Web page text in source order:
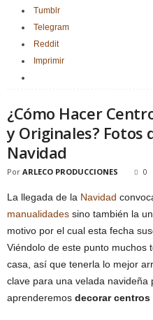
Tumblr
Telegram
Reddit
Imprimir
¿Cómo Hacer
y Originales? Fotos
Navidad
Por ARLECO PRODUCCIONES 0
La llegada de la Navidad
manualidades sino también la
motivo por el cual esta fecha
Viéndolo de este punto muchos
casa, así que tenerla lo mejor
clave para una velada navideña
aprenderemos decorar